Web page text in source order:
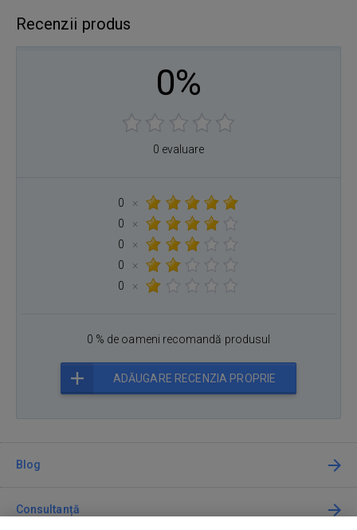
Recenzii produs
0%
0 evaluare
0
×
0
×
0
×
0
×
0
×
0 % de oameni recomandă produsul
ADĂUGARE RECENZIA PROPRIE
Blog
Consultanță